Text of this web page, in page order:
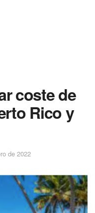
coste de
Rico y
de 2022